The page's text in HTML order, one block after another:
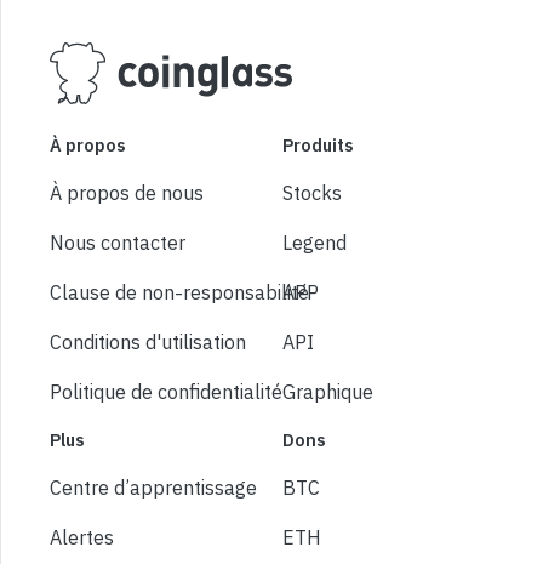
À propos
À propos de nous
Nous contacter
Clause de non-responsabilité
Conditions d'utilisation
Politique de confidentialité
Produits
Stocks
Legend
APP
API
Graphique
Plus
Centre d’apprentissage
Alertes
Dons
BTC
ETH